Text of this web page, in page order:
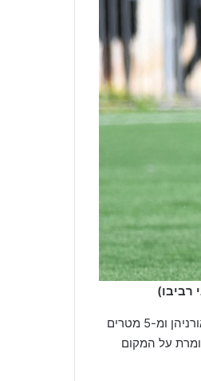
רביבו)
עשרים דקות לסיום, עומר איפרגן השתלט על כדור שנהדף לאחר בעיטה מ- 16 מטרים של שחר אורניהן ומ-5 מטרים
וקבע את תוצאת המשחק – לאחר פיגור 2:0, בית"ר טוברוק מנצחת 2:4 ושומרת על המקום